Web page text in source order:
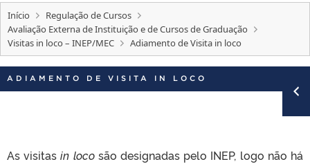
EDITAIS
INTERNACIONAL
PORTARIAS
Início
Regulação de Cursos
Avaliação Externa de Instituição e de Cursos de Graduação
Visitas in loco – INEP/MEC
Adiamento de Visita in loco
ADIAMENTO DE VISITA IN LOCO
As visitasin locosão designadas pelo INEP, logo não há